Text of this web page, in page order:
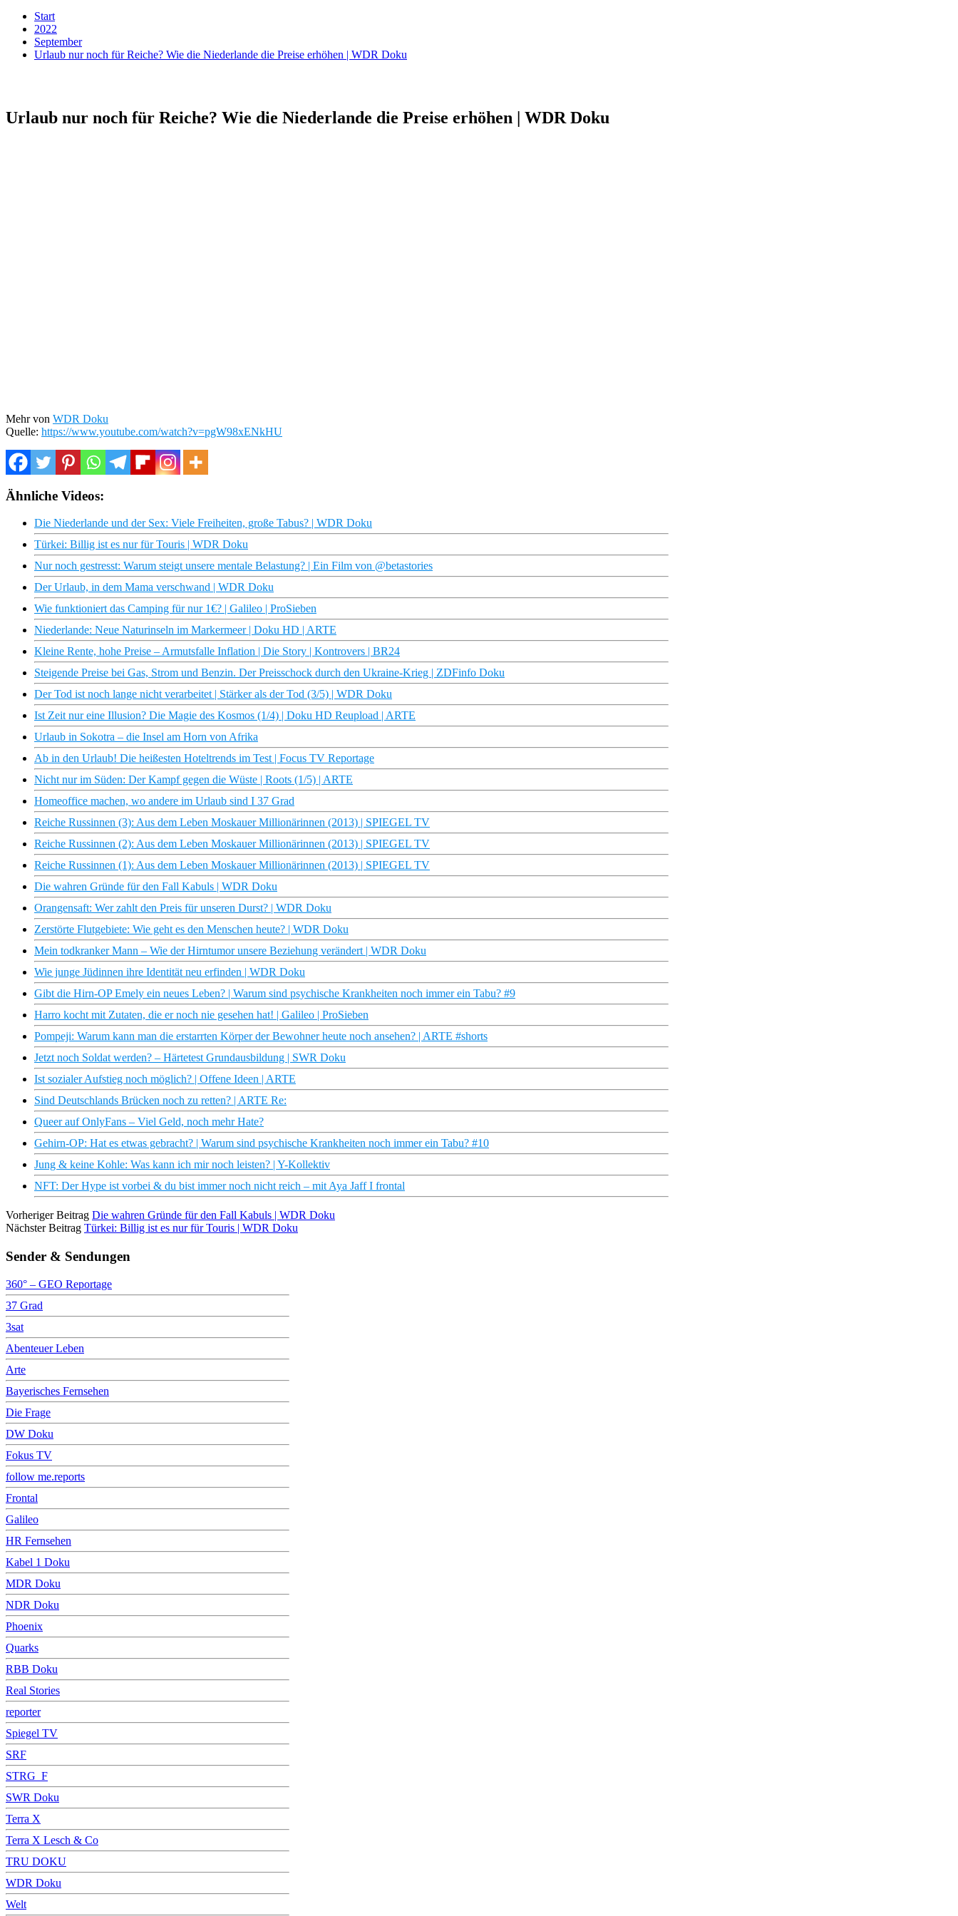
Start
2022
September
Urlaub nur noch für Reiche? Wie die Niederlande die Preise erhöhen | WDR Doku
Urlaub nur noch für Reiche? Wie die Niederlande die Preise erhöhen | WDR Doku
Mehr von WDR Doku
Quelle: https://www.youtube.com/watch?v=pgW98xENkHU
Ähnliche Videos:
Die Niederlande und der Sex: Viele Freiheiten, große Tabus? | WDR Doku
Türkei: Billig ist es nur für Touris | WDR Doku
Nur noch gestresst: Warum steigt unsere mentale Belastung? | Ein Film von @betastories
Der Urlaub, in dem Mama verschwand | WDR Doku
Wie funktioniert das Camping für nur 1€? | Galileo | ProSieben
Niederlande: Neue Naturinseln im Markermeer | Doku HD | ARTE
Kleine Rente, hohe Preise – Armutsfalle Inflation | Die Story | Kontrovers | BR24
Steigende Preise bei Gas, Strom und Benzin. Der Preisschock durch den Ukraine-Krieg | ZDFinfo Doku
Der Tod ist noch lange nicht verarbeitet | Stärker als der Tod (3/5) | WDR Doku
Ist Zeit nur eine Illusion? Die Magie des Kosmos (1/4) | Doku HD Reupload | ARTE
Urlaub in Sokotra – die Insel am Horn von Afrika
Ab in den Urlaub! Die heißesten Hoteltrends im Test | Focus TV Reportage
Nicht nur im Süden: Der Kampf gegen die Wüste | Roots (1/5) | ARTE
Homeoffice machen, wo andere im Urlaub sind I 37 Grad
Reiche Russinnen (3): Aus dem Leben Moskauer Millionärinnen (2013) | SPIEGEL TV
Reiche Russinnen (2): Aus dem Leben Moskauer Millionärinnen (2013) | SPIEGEL TV
Reiche Russinnen (1): Aus dem Leben Moskauer Millionärinnen (2013) | SPIEGEL TV
Die wahren Gründe für den Fall Kabuls | WDR Doku
Orangensaft: Wer zahlt den Preis für unseren Durst? | WDR Doku
Zerstörte Flutgebiete: Wie geht es den Menschen heute? | WDR Doku
Mein todkranker Mann – Wie der Hirntumor unsere Beziehung verändert | WDR Doku
Wie junge Jüdinnen ihre Identität neu erfinden | WDR Doku
Gibt die Hirn-OP Emely ein neues Leben? | Warum sind psychische Krankheiten noch immer ein Tabu? #9
Harro kocht mit Zutaten, die er noch nie gesehen hat! | Galileo | ProSieben
Pompeji: Warum kann man die erstarrten Körper der Bewohner heute noch ansehen? | ARTE #shorts
Jetzt noch Soldat werden? – Härtetest Grundausbildung | SWR Doku
Ist sozialer Aufstieg noch möglich? | Offene Ideen | ARTE
Sind Deutschlands Brücken noch zu retten? | ARTE Re:
Queer auf OnlyFans – Viel Geld, noch mehr Hate?
Gehirn-OP: Hat es etwas gebracht? | Warum sind psychische Krankheiten noch immer ein Tabu? #10
Jung & keine Kohle: Was kann ich mir noch leisten? | Y-Kollektiv
NFT: Der Hype ist vorbei & du bist immer noch nicht reich – mit Aya Jaff I frontal
Vorheriger Beitrag Die wahren Gründe für den Fall Kabuls | WDR Doku
Nächster Beitrag Türkei: Billig ist es nur für Touris | WDR Doku
Sender & Sendungen
360° – GEO Reportage
37 Grad
3sat
Abenteuer Leben
Arte
Bayerisches Fernsehen
Die Frage
DW Doku
Fokus TV
follow me.reports
Frontal
Galileo
HR Fernsehen
Kabel 1 Doku
MDR Doku
NDR Doku
Phoenix
Quarks
RBB Doku
Real Stories
reporter
Spiegel TV
SRF
STRG_F
SWR Doku
Terra X
Terra X Lesch & Co
TRU DOKU
WDR Doku
Welt